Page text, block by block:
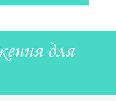
для